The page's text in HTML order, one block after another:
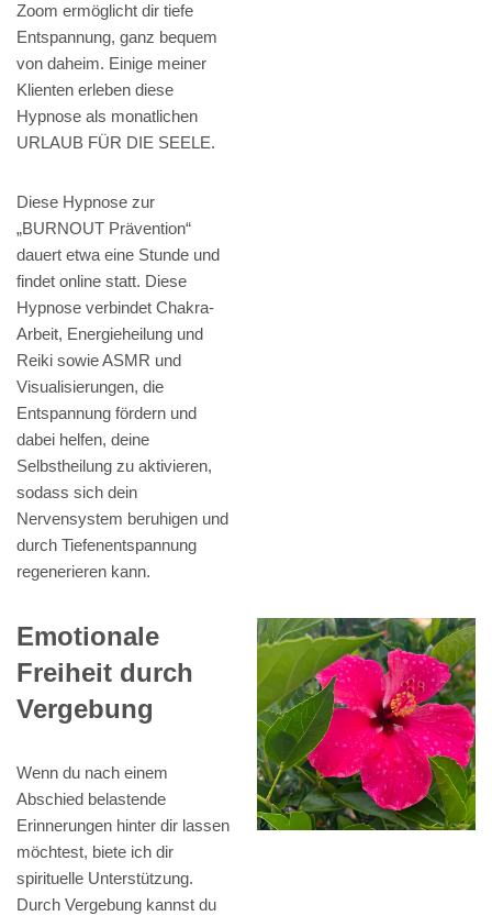
Zoom ermöglicht dir tiefe
Entspannung, ganz bequem
von daheim. Einige meiner
Klienten erleben diese
Hypnose als monatlichen
URLAUB FÜR DIE SEELE.
Diese Hypnose zur
„BURNOUT Prävention“
dauert etwa eine Stunde und
findet online statt. Diese
Hypnose verbindet Chakra-
Arbeit, Energieheilung und
Reiki sowie ASMR und
Visualisierungen, die
Entspannung fördern und
dabei helfen, deine
Selbstheilung zu aktivieren,
sodass sich dein
Nervensystem beruhigen und
durch Tiefenentspannung
regenerieren kann.
Emotionale
Freiheit durch
Vergebung
Wenn du nach einem
Abschied belastende
Erinnerungen hinter dir lassen
möchtest, biete ich dir
spirituelle Unterstützung.
Durch Vergebung kannst du